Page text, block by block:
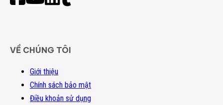
VỀ CHÚNG TÔI
Giới thiệu
Chính sách bảo mật
Điều khoản sử dụng